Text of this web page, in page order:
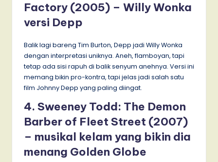
Factory (2005) – Willy Wonka
versi Depp
Balik lagi bareng Tim Burton, Depp jadi Willy Wonka
dengan interpretasi uniknya. Aneh, flamboyan, tapi
tetap ada sisi rapuh di balik senyum anehnya. Versi ini
memang bikin pro-kontra, tapi jelas jadi salah satu
film Johnny Depp yang paling diingat.
4. Sweeney Todd: The Demon
Barber of Fleet Street (2007)
– musikal kelam yang bikin dia
menang Golden Globe